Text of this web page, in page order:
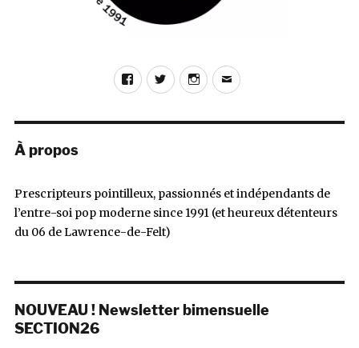
your
head
FacebookTwitterInstagram
E-
À propos
Prescripteurs pointilleux, passionnés et indépendants de
l’entre-soi pop moderne since 1991 (et heureux détenteurs
du 06 de Lawrence-de-Felt)
NOUVEAU ! Newsletter bimensuelle
SECTION26